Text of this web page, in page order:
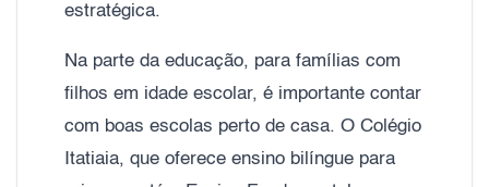
estratégica.
Na parte da educação, para famílias com
filhos em idade escolar, é importante contar
com boas escolas perto de casa. O Colégio
Itatiaia, que oferece ensino bilíngue para